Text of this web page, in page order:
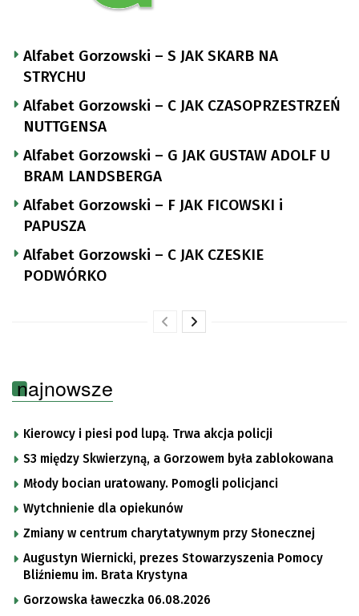
Alfabet Gorzowski – S JAK SKARB NA
STRYCHU
Alfabet Gorzowski – C JAK CZASOPRZESTRZEŃ
NUTTGENSA
Alfabet Gorzowski – G JAK GUSTAW ADOLF U
BRAM LANDSBERGA
Alfabet Gorzowski – F JAK FICOWSKI i
PAPUSZA
Alfabet Gorzowski – C JAK CZESKIE
PODWÓRKO
najnowsze
Kierowcy i piesi pod lupą. Trwa akcja policji
S3 między Skwierzyną, a Gorzowem była zablokowana
Młody bocian uratowany. Pomogli policjanci
Wytchnienie dla opiekunów
Zmiany w centrum charytatywnym przy Słonecznej
Augustyn Wiernicki, prezes Stowarzyszenia Pomocy
Bliźniemu im. Brata Krystyna
Gorzowska ławeczka 06.08.2026